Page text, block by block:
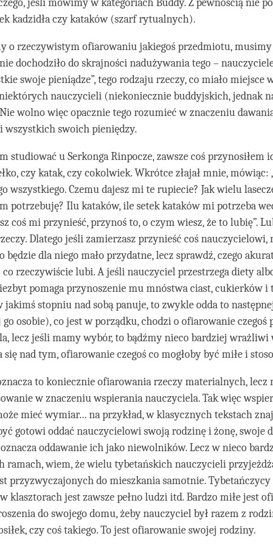
jeśli mówimy w kategoriach Buddy. Z pewnością nie
kadzidła czy kataków (szarf rytualnych).
o rzeczywistym ofiarowaniu jakiegoś przedmiotu,
dochodziło do skrajności nadużywania tego –
swoje pieniądze”, tego rodzaju rzeczy, co miało miejsce
nauczycieli (niekoniecznie buddyjskich, jednak
wolno więc opacznie tego rozumieć w znaczeniu
wszystkich swoich pieniędzy.
studiować u Serkonga Rinpocze, zawsze coś przynosiłem
czy katak, czy cokolwiek. Wkrótce złajał mnie, mówiąc:
wszystkiego. Czemu dajesz mi te rupiecie? Jak wielu
potrzebuję? Ilu kataków, ile setek kataków mi potrzeba
coś mi przynieść, przynoś to, o czym wiesz, że to lubię”.
Dlatego jeśli zamierzasz przynieść coś nauczycielowi,
będzie dla niego mało przydatne, lecz sprawdź, czego
co rzeczywiście lubi. A jeśli nauczyciel przestrzega diety
pomaga przynoszenie mu mnóstwa ciast, cukierków i
jakimś stopniu nad sobą panuje, to zwykle odda to
go osobie), co jest w porządku, chodzi o ofiarowanie czegoś
lecz jeśli mamy wybór, to bądźmy nieco bardziej wrażliwi
się nad tym, ofiarowanie czegoś co mogłoby być miłe i
to koniecznie ofiarowania rzeczy materialnych, lecz
w znaczeniu wspierania nauczyciela. Tak więc
mieć wymiar… na przykład, w klasycznych tekstach
gotowi oddać nauczycielowi swoją rodzinę i żonę, swoje
oddawanie ich jako niewolników. Lecz w nieco
ramach, wiem, że wielu tybetańskich nauczycieli
przyzwyczajonych do mieszkania samotnie. Tybetańczycy
klasztorach jest zawsze pełno ludzi itd. Bardzo miłe jest
do swojego domu, żeby nauczyciel był razem z
czy coś takiego. To jest ofiarowanie swojej rodziny.